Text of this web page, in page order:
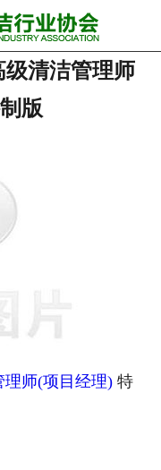
网站首页
协会动态
行业资讯
关于协会
联系我们
清洁管理师
版
师(项目经理)特